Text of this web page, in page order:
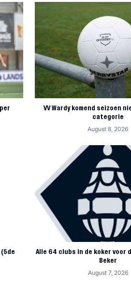
VV Wardy komend seizoen
categorie
August 8, 2026
Alle 64 clubs in de koker voor
Beker
August 7, 2026